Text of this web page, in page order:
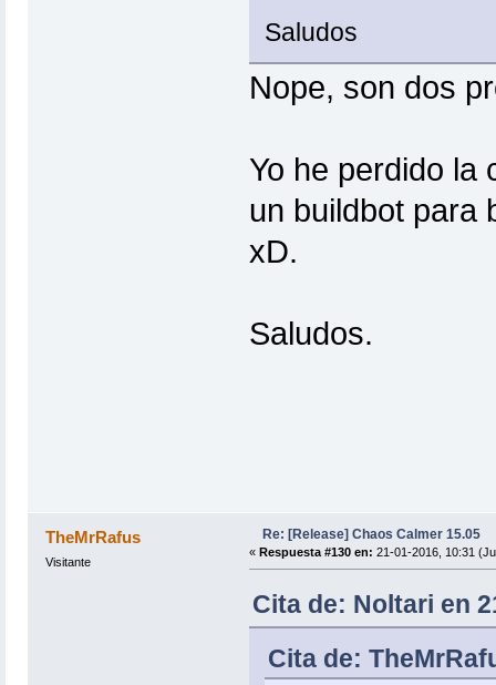
Saludos
Nope, son dos
Yo he perdido la
un buildbot para
xD.
Saludos.
TheMrRafus
Visitante
Re: [Release] Chaos Calmer 15.05
« Respuesta #130 en: 21-01-2016, 10:31
Cita de: Noltari en
Cita de: